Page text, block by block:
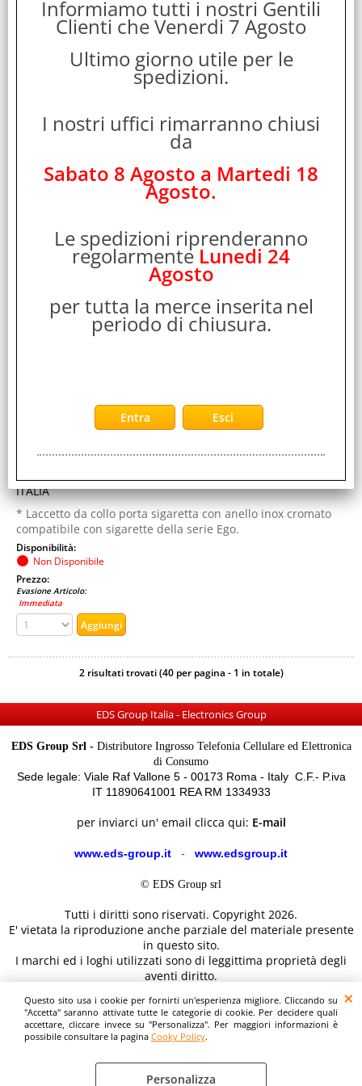
Questo sito usa i cookie per fornirti un'esperienza migliore. Cliccando su
"Accetta" saranno attivate tutte le categorie di cookie. Per decidere quali
accettare, cliccare invece su "Personalizza". Per maggiori informazioni è
possibile consultare la pagina Cooky Policy.
Personalizza
Marca:
Disponibilità:
Evasione Articolo:
Immediata
H2O FUMO LIQUIDO
ITALIA
* Laccetto da collo porta sigaretta con anello inox cromato
compatibile con sigarette della serie Ego.
Disponibilità:
Non Disponibile
Prezzo:
Evasione Articolo:
Immediata
2 risultati trovati (40 per pagina - 1 in totale)
EDS Group Italia - Electronics Group
EDS Group Srl -Distributore Ingrosso Telefonia Cellulare ed Elettronica
di Consumo
Sede legale: Viale Raf Vallone 5 - 00173 Roma - Italy C.F.- P.iva
IT 11890641001 REA RM 1334933
per inviarci un' email clicca qui: E-mail
www.eds-group.it - www.edsgroup.it
© EDS Group srl
Tutti i diritti sono riservati. Copyright 2026.
E' vietata la riproduzione anche parziale del materiale presente
in questo sito.
I marchi ed i loghi utilizzati sono di leggittima proprietà degli
aventi diritto.
scopo illustrativo fanno fede i dettagli sul sito del costruttore.
Informiamo tutti i nostri Gentili
Clienti che Venerdi 7 Agosto
Ultimo giorno utile per le
spedizioni.
I nostri uffici rimarranno chiusi
da
Sabato 8 Agosto a Martedi 18
Agosto.
Le spedizioni riprenderanno
regolarmente Lunedi 24
Agosto
per tutta la merce inserita nel
periodo di chiusura.